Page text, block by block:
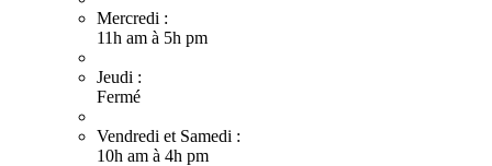
Mercredi :
11h am à 5h pm
Jeudi :
Fermé
Vendredi et Samedi :
10h am à 4h pm